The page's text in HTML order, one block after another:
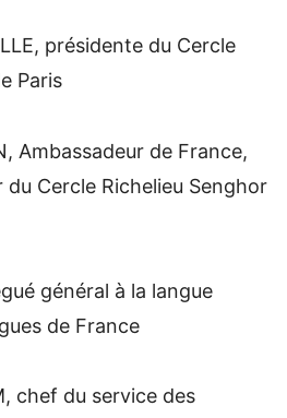
présidente du Cercle
Paris
Ambassadeur de France,
du Cercle Richelieu Senghor
général à la langue
de France
chef du service des